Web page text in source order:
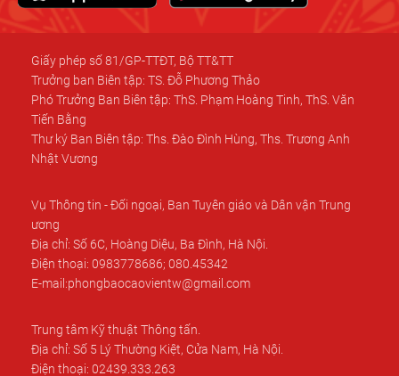
Giấy phép số 81/GP-TTĐT, Bộ TT&TT
Trưởng ban Biên tập: TS. Đỗ Phương Thảo
Phó Trưởng Ban Biên tập: ThS. Phạm Hoàng Tinh, ThS. Văn
Tiến Bằng
Thư ký Ban Biên tập: Ths. Đào Đình Hùng, Ths. Trương Anh
Nhật Vương
Vụ Thông tin - Đối ngoại, Ban Tuyên giáo và Dân vận Trung
ương
Địa chỉ: Số 6C, Hoàng Diệu, Ba Đình, Hà Nội.
Điện thoại: 0983778686; 080.45342
E-mail:phongbaocaovientw@gmail.com
Trung tâm Kỹ thuật Thông tấn.
Địa chỉ: Số 5 Lý Thường Kiệt, Cửa Nam, Hà Nội.
Điện thoại: 02439.333.263